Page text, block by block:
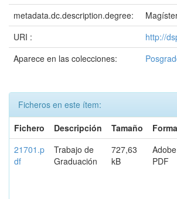
metadata.dc.description.degree:
URI :
http://
Aparece en las colecciones:
Ficheros en este ítem:
Fichero
Descripción Tamaño
21701.p
df
Trabajo de
Graduación
727,63
kB
Adobe
PDF